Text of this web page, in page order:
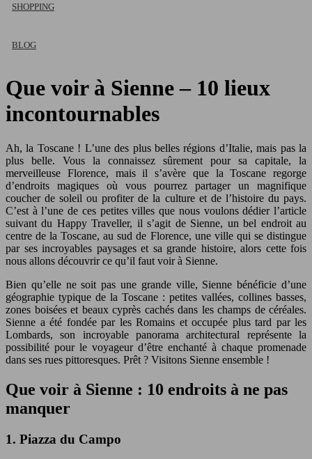
SHOPPING
BLOG
Que voir à Sienne – 10 lieux
incontournables
Ah, la Toscane ! L’une des plus belles régions d’Italie, mais pas la
plus belle. Vous la connaissez sûrement pour sa capitale, la
merveilleuse Florence, mais il s’avère que la Toscane regorge
d’endroits magiques où vous pourrez partager un magnifique
coucher de soleil ou profiter de la culture et de l’histoire du pays.
C’est à l’une de ces petites villes que nous voulons dédier l’article
suivant du Happy Traveller, il s’agit de Sienne, un bel endroit au
centre de la Toscane, au sud de Florence, une ville qui se distingue
par ses incroyables paysages et sa grande histoire, alors cette fois
nous allons découvrir ce qu’il faut voir à Sienne.
Bien qu’elle ne soit pas une grande ville, Sienne bénéficie d’une
géographie typique de la Toscane : petites vallées, collines basses,
zones boisées et beaux cyprès cachés dans les champs de céréales.
Sienne a été fondée par les Romains et occupée plus tard par les
Lombards, son incroyable panorama architectural représente la
possibilité pour le voyageur d’être enchanté à chaque promenade
dans ses rues pittoresques. Prêt ? Visitons Sienne ensemble !
Que voir à Sienne : 10 endroits à ne pas
manquer
1. Piazza du Campo